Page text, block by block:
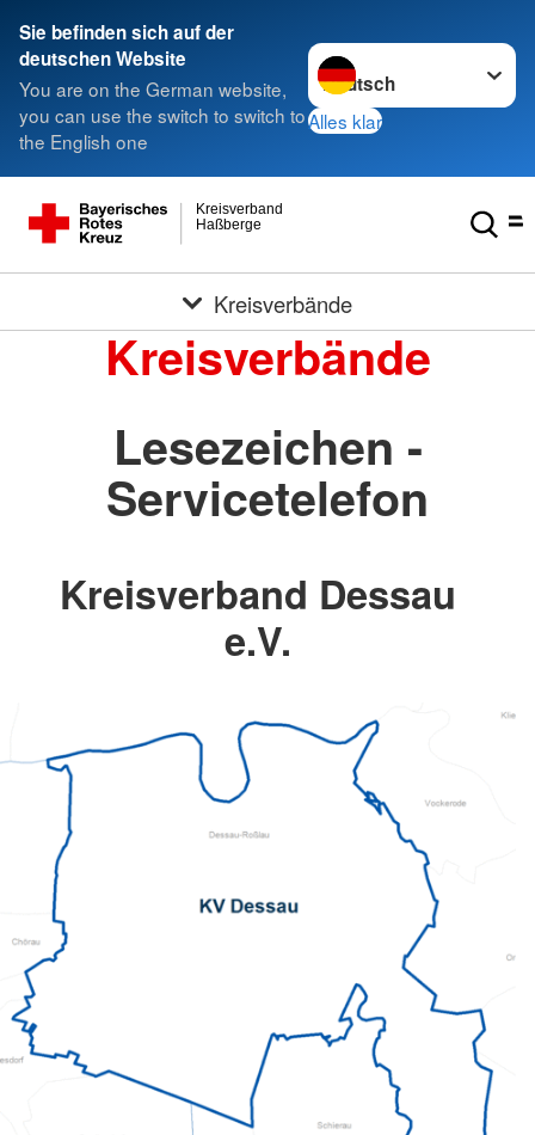
Sie befinden sich auf der
deutschen Website
You are on the German website,
you can use the switch to switch to
the English one
Sprache wechseln zu
Alles klar
Haßberge
Kreisverband
Kreisverbände
Kreisverbände
Lesezeichen -
Servicetelefon
Kreisverband Dessau
e.V.